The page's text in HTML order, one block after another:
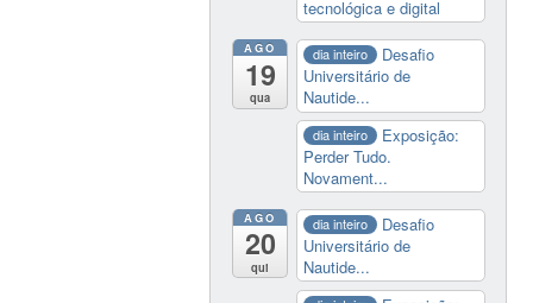
tecnológica e digital
AGO
19
qua
dia inteiro
Desafio
Universitário de
Nautide...
dia inteiro
Exposição:
Perder Tudo.
Novament...
AGO
20
qui
dia inteiro
Desafio
Universitário de
Nautide...